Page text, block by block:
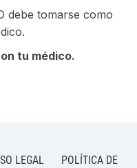
debe tomarse como
tu médico.
LEGAL POLÍTICA DE